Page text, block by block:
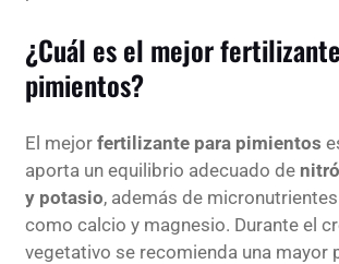
¿Cuál es el mejor
pimientos?
El mejor fertilizante para pimientos
aporta un equilibrio adecuado de
y potasio, además de
como calcio y magnesio. Durante el
vegetativo se recomienda una mayor